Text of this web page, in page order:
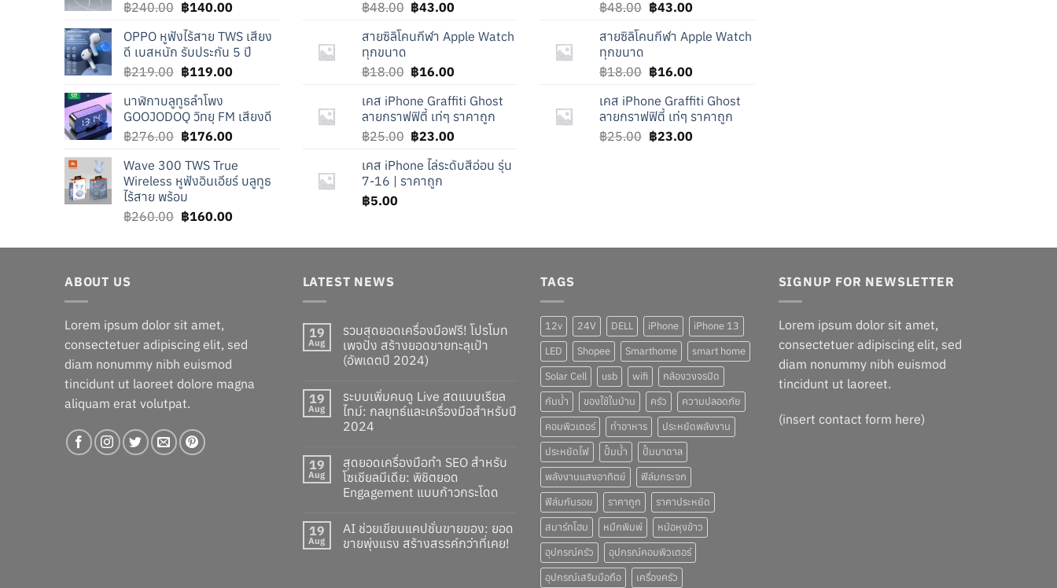
฿240.00 Original
was:
฿240.00.
฿140.00Current
is:
฿140.00.
OPPO หูฟังไร้สาย TWS เสียง
ดี เบสหนัก รับประกัน 5 ปี
฿219.00 Original
was:
฿219.00.
฿119.00Current
฿119.00.
นาฬิกาบลูทูธลำโพง
GOOJODOQ วิทยุ FM เสียงดี
฿276.00 Original
was:
฿276.00.
฿176.00Current
is:
฿176.00.
Wave 300 TWS True
Wireless หูฟังอินเอียร์ บลูทูธ
ไร้สาย พร้อม
฿260.00 Original
was:
฿160.00Current
is:
฿48.00 Original
was:
฿43.00
is:
สายซิลิโคนกีฬา Apple Watch
ทุกขนาด
฿18.00 Original
was:
฿18.00.
฿16.00
is:
฿16.00.
เคส iPhone Graffiti Ghost
ลายกราฟฟิตี้ เท่ๆ ราคาถูก
฿25.00 Original
was:
฿25.00.
฿23.00
is:
เคส iPhone ไล่ระดับสีอ่อน รุ่น
7-16 | ราคาถูก
฿5.00
฿48.00 Original
was:
฿43.00Current
is:
สายซิลิโคนกีฬา Apple Watch
ทุกขนาด
฿18.00 Original
was:
฿18.00.
฿16.00Current
is:
฿16.00.
เคส iPhone Graffiti Ghost
ลายกราฟฟิตี้ เท่ๆ ราคาถูก
฿25.00 Original
฿23.00Current
ABOUT US
Lorem ipsum dolor sit amet,
consectetuer adipiscing elit, sed
diam nonummy nibh euismod
tincidunt ut laoreet dolore magna
aliquam erat volutpat.
LATEST NEWS
19
Aug
รวมสุดยอดเครื่องมือฟรี! โปรโมท
เพจปัง สร้างยอดขายทะลุเป้า
(อัพเดตปี 2024)
19
Aug
ระบบเพิ่มคนดู Live สดแบบเรียล
ไทม์: กลยุทธ์และเครื่องมือสำหรับปี
2024
19
Aug
สุดยอดเครื่องมือทำ SEO สำหรับ
โซเชียลมีเดีย: พิชิตยอด
Engagement แบบก้าวกระโดด
19
Aug
AI ช่วยเขียนแคปชั่นขายของ: ยอด
ขายพุ่งแรง สร้างสรรค์กว่าที่เคย!
TAGS
12v 24V DELL iPhone
iPhone 13
LED
Shopee Smarthome
smart home
Solar Cell
usb wifi
กล้องวงจรปิด
กันน้ำ
ของใช้ในบ้าน ครัว
ความปลอดภัย
คอมพิวเตอร์
ทำอาหาร
ประหยัดพลังงาน
ประหยัดไฟ
ปั๊มน้ำ
ปั๊มบาดาล
พลังงานแสงอาทิตย์
ฟิล์มกระจก
ฟิล์มกันรอย
ราคาถูก
ราคาประหยัด
สมาร์ทโฮม
หมึกพิมพ์
หม้อหุงข้าว
อุปกรณ์ครัว
อุปกรณ์คอมพิวเตอร์
อุปกรณ์เสริมมือถือ
เครื่องครัว
SIGNUP FOR NEWSLETTER
Lorem ipsum dolor sit amet,
consectetuer adipiscing elit, sed
diam nonummy nibh euismod
tincidunt ut laoreet.
(insert contact form here)